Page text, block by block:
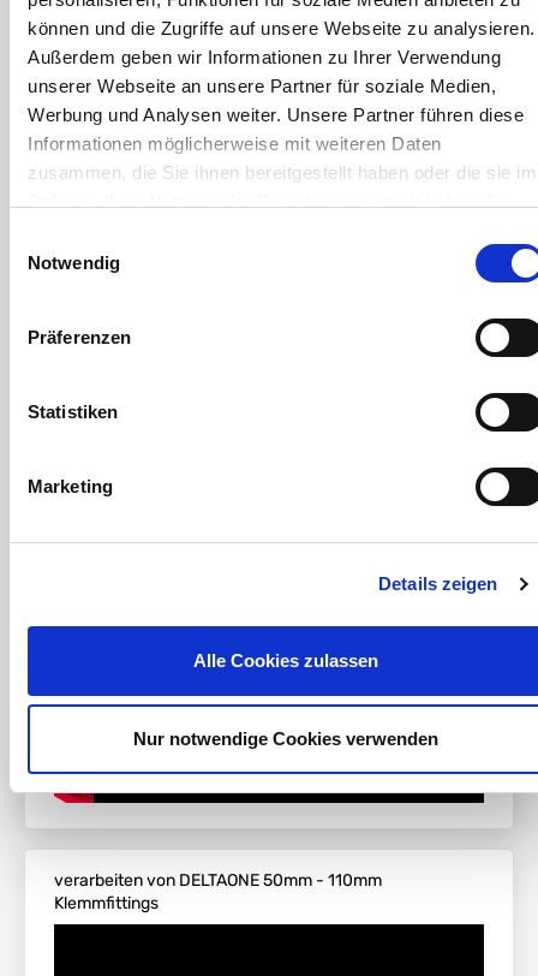
können und die Zugriffe auf unsere Webseite zu analysieren.
Außerdem geben wir Informationen zu Ihrer Verwendung
unserer Webseite an unsere Partner für soziale Medien,
Werbung und Analysen weiter. Unsere Partner führen diese
Informationen möglicherweise mit weiteren Daten
zusammen, die Sie ihnen bereitgestellt haben oder die sie im
Webseite weiterhin nutzen.
Notwendig
Präferenzen
Statistiken
Marketing
Details zeigen
Alle Cookies zulassen
Nur notwendige Cookies verwenden
DOWNLOAD
verarbeiten von PP Klemm Fittings
DOWNLOAD
die Gewindekennung - oder warum 1" eben keine 25,4mm sind
DOWNLOAD
abdichten und verbinden von Kunststoffgewinden
PP Polypropylen Temperatur-/Druckdiagramm
verarbeiten von DELTAONE 50mm - 110mm
Klemmfittings